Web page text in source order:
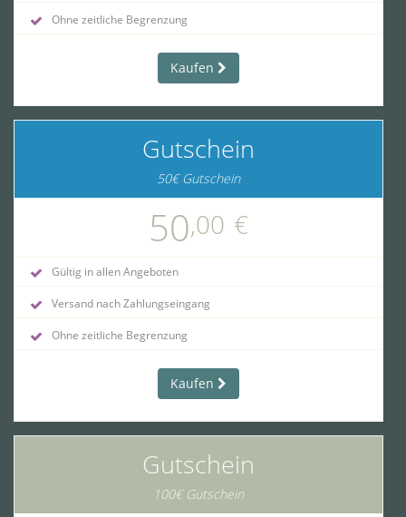
Ohne zeitliche Begrenzung
Kaufen
Gutschein
50€ Gutschein
50,00 €
Gültig in allen Angeboten
Versand nach Zahlungseingang
Ohne zeitliche Begrenzung
Kaufen
Gutschein
100€ Gutschein